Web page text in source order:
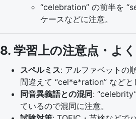
“celebration” の前半を
ケースなどに注意。
8. 学習上の注意点・よ
スペルミス: アルファベットの
間違えて “cel*e*ration” などと
同音異義語との混同:
ているので混同に注意。